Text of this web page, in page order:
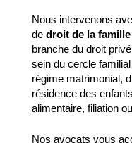
Nous intervenons
de droit de la
branche du droit
sein du cercle
régime matrimonial,
résidence des
alimentaire, filiation
Nos avocats vous